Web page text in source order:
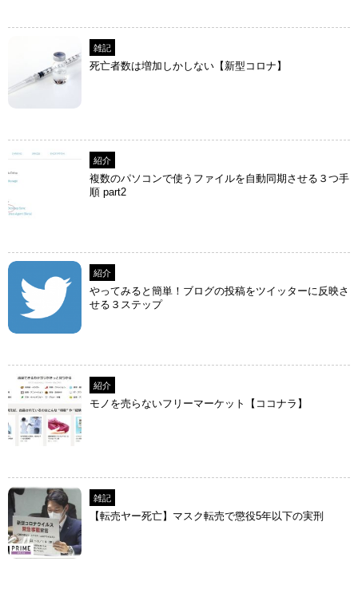
雑記
死亡者数は増加しかしない【新型コロナ】
紹介
複数のパソコンで使うファイルを自動同期させる３つ手
順 part2
紹介
やってみると簡単！ブログの投稿をツイッターに反映さ
せる３ステップ
紹介
モノを売らないフリーマーケット【ココナラ】
雑記
【転売ヤー死亡】マスク転売で懲役5年以下の実刑